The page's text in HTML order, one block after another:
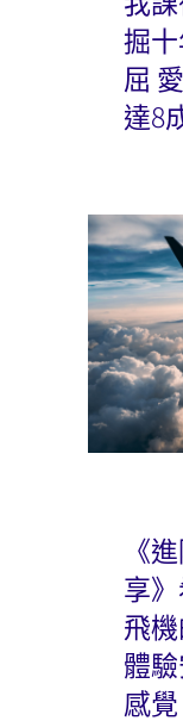
掘
屈
達8
《
享
飛
體
感覺